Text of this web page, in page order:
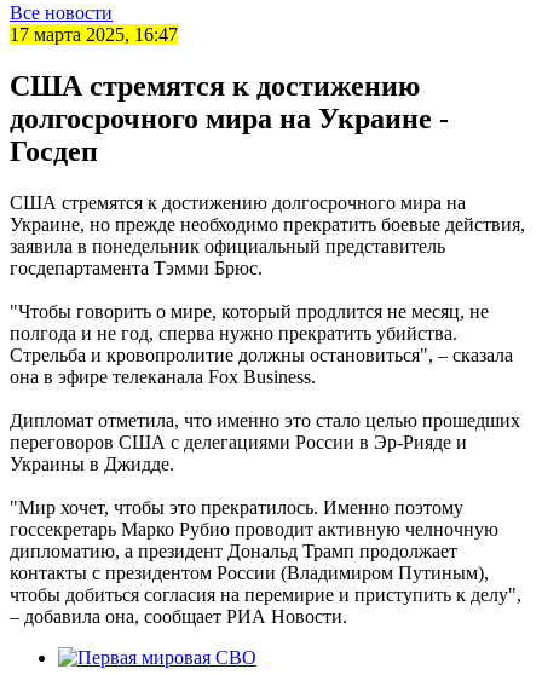
Все новости
17 марта 2025, 16:47
США стремятся к достижению
долгосрочного мира на Украине -
Госдеп
США стремятся к достижению долгосрочного мира на
Украине, но прежде необходимо прекратить боевые действия,
заявила в понедельник официальный представитель
госдепартамента Тэмми Брюс.
"Чтобы говорить о мире, который продлится не месяц, не
полгода и не год, сперва нужно прекратить убийства.
Стрельба и кровопролитие должны остановиться", – сказала
она в эфире телеканала Fox Business.
Дипломат отметила, что именно это стало целью прошедших
переговоров США с делегациями России в Эр-Рияде и
Украины в Джидде.
"Мир хочет, чтобы это прекратилось. Именно поэтому
госсекретарь Марко Рубио проводит активную челночную
дипломатию, а президент Дональд Трамп продолжает
контакты с президентом России (Владимиром Путиным),
чтобы добиться согласия на перемирие и приступить к делу",
– добавила она, сообщает РИА Новости.